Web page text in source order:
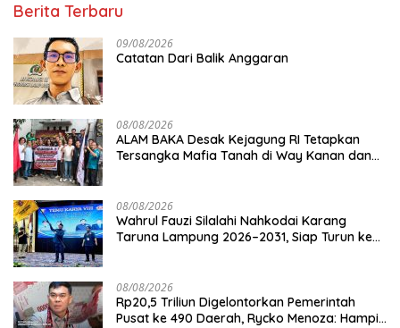
Berita Terbaru
09/08/2026
Catatan Dari Balik Anggaran
08/08/2026
ALAM BAKA Desak Kejagung RI Tetapkan
Tersangka Mafia Tanah di Way Kanan dan
08/08/2026
Wahrul Fauzi Silalahi Nahkodai Karang
Taruna Lampung 2026–2031, Siap Turun ke
08/08/2026
Rp20,5 Triliun Digelontorkan Pemerintah
Pusat ke 490 Daerah, Rycko Menoza: Hampir